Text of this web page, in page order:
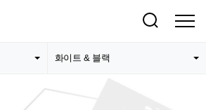
화이트 & 블랙